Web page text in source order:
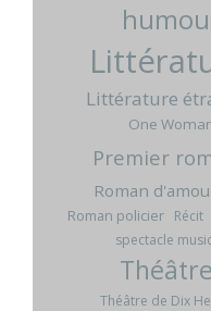
Littérature
One
Premier
Roman
Roman policier Récit
spectacle
Théâtre
Théâtre de Dix